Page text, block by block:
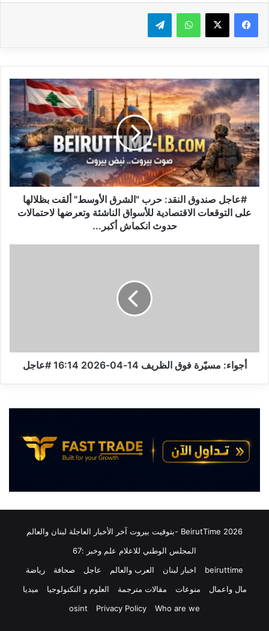
واتساب تيلقرام
#عاجل
صندوق
النقد:
حرب
"الشرق
الأوسط"
ألقت
بظلالها
على
التوقعات
الاقتصادية
#عاجل صندوق النقد: حرب "الشرق الأوسط" ألقت بظلالها
على التوقعات الاقتصادية للأسواق الناشئة وتعرضها لاحتمالات
حدوث انكماش أكبر...
#عاجل
أجواء: مسيّرة فوق الظريف 14-04-2026 16:14 #عاجل
2026 BeirutTime -بتوقيت بيروت آخر الأخبار العاجلة لبنان والعالم
المجلس الوطني للاعلام علم وخبر :67
beiruttime
اخبار لبنان العرب والعالم عاجل صحافة
رياضة
مال واعمال
منوعات مقالات مترجمة العلوم و التكنولوجيا
ميديا
Who are we
Privacy Policy
osint